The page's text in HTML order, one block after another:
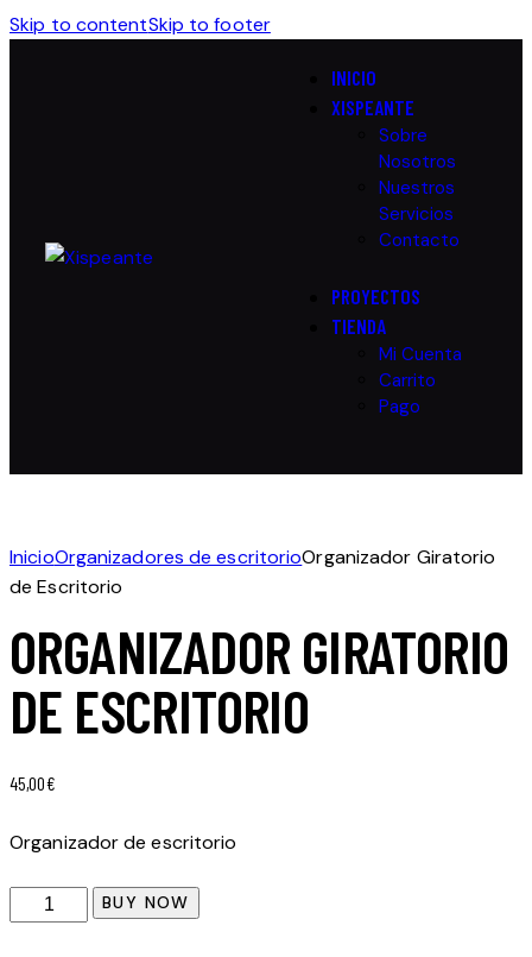
Skip to contentSkip to footer
INICIO
XISPEANTE
Sobre
Nosotros
Nuestros
Servicios
Contacto
PROYECTOS
TIENDA
Mi Cuenta
Carrito
Pago
InicioOrganizadores de escritorioOrganizador Giratorio
de Escritorio
ORGANIZADOR GIRATORIO
DE ESCRITORIO
45,00€
Organizador de escritorio
BUY NOW